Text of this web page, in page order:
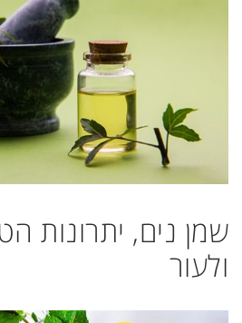
שמן נים, יתרונות
ולעור